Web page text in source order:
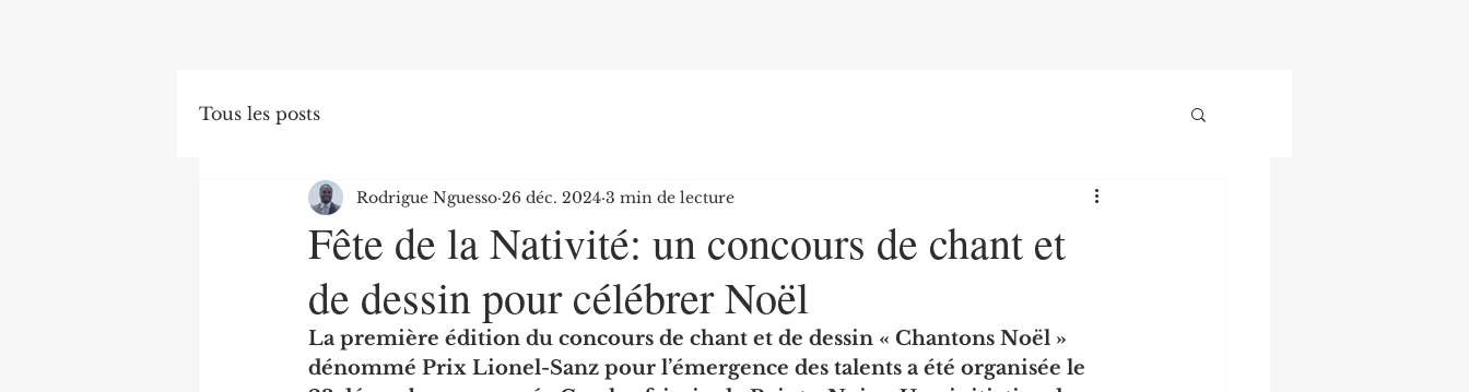
Tous les posts
Fête de la Nativité: un concours de chant et
de dessin pour célébrer Noël
Rodrigue Nguesso 26 déc. 2024 3 min de lecture
La première édition du concours de chant et de dessin « Chantons Noël »
dénommé Prix Lionel-Sanz pour l’émergence des talents a été organisée le